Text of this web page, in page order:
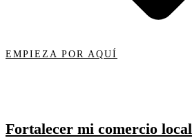
EMPIEZA POR AQUÍ
Fortalecer mi comercio local